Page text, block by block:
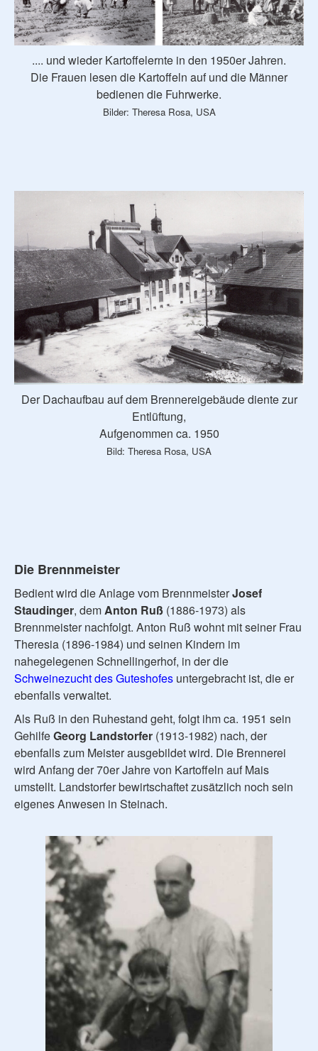
.... und wieder Kartoffelernte in den 1950er Jahren.
Die Frauen lesen die Kartoffeln auf und die Männer
bedienen die Fuhrwerke.
Bilder: Theresa Rosa, USA
Der Dachaufbau auf dem Brennereigebäude diente zur
Entlüftung,
Aufgenommen ca. 1950
Bild: Theresa Rosa, USA
Die Brennmeister
Bedient wird die Anlage vom BrennmeisterJosef
Staudinger, demAnton Ruß (1886-1973) als
Brennmeister nachfolgt. Anton Ruß wohnt mit seiner Frau
Theresia (1896-1984) und seinen Kindern im
nahegelegenen Schnellingerhof, in der die
Schweinezucht des Guteshofes untergebracht ist, die er
ebenfalls verwaltet.
Als Ruß in den Ruhestand geht, folgt ihm ca. 1951 sein
GehilfeGeorg Landstorfer (1913-1982) nach, der
ebenfalls zum Meister ausgebildet wird. Die Brennerei
wird Anfang der 70er Jahre von Kartoffeln auf Mais
umstellt. Landstorfer bewirtschaftet zusätzlich noch sein
eigenes Anwesen in Steinach.